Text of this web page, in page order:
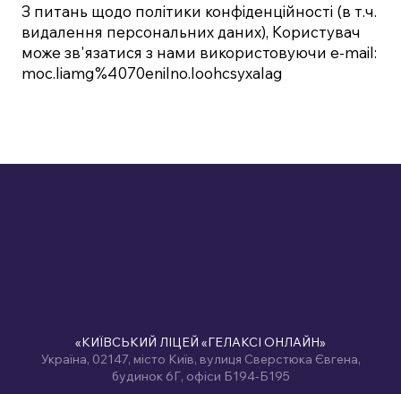
З питань щодо політики конфіденційності (в т.ч.
видалення персональних даних), Користувач
може зв'язатися з нами використовуючи e-mail:
moc.liamg%4070enilno.loohcsyxalag
«КИЇВСЬКИЙ ЛІЦЕЙ «ГЕЛАКСІ ОНЛАЙН»
Україна, 02147, місто Київ, вулиця Сверстюка Євгена,
будинок 6Г, офіси Б194-Б195